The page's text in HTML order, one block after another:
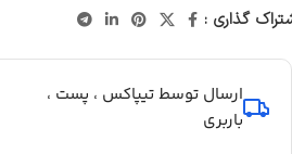
گذاری :
ارسال توسط تیپاکس ، پست ،
باربری